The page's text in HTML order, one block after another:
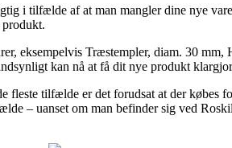
i tilfælde af at man mangler dine nye
eksempelvis Træstempler, diam. 30
kan nå at få dit nye produkt
tilfælde er det forudsat at der købes
– uanset om man befinder sig ved